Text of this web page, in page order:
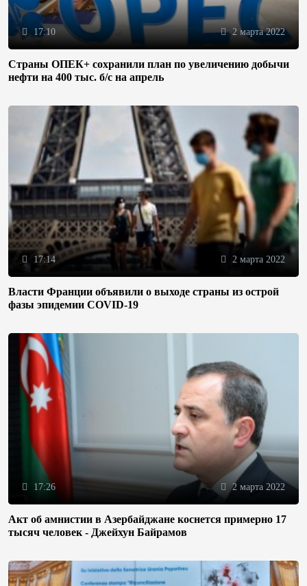
17:10 2 марта 2022
Страны ОПЕК+ сохранили план по увеличению добычи
нефти на 400 тыс. б/с на апрель
17:14 2 марта 2022
Власти Франции объявили о выходе страны из острой
фазы эпидемии COVID-19
17:26 2 марта 2022
Акт об амнистии в Азербайджане коснется примерно 17
тысяч человек - Джейхун Байрамов